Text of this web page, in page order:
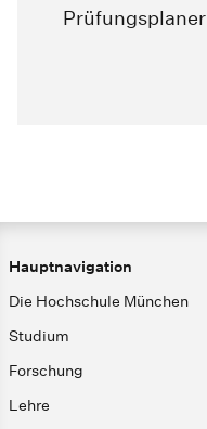
Prüfungsplaner
Hauptnavigation
Die Hochschule München
Studium
Forschung
Lehre